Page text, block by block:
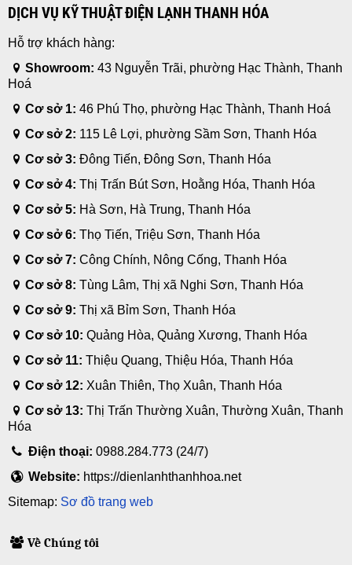
DỊCH VỤ KỸ THUẬT ĐIỆN LẠNH THANH HÓA
Hỗ trợ khách hàng:
Showroom: 43 Nguyễn Trãi, phường Hạc Thành, Thanh
Hoá
Cơ sở 1: 46 Phú Thọ, phường Hạc Thành, Thanh Hoá
Cơ sở 2: 115 Lê Lợi, phường Sầm Sơn, Thanh Hóa
Cơ sở 3: Đông Tiến, Đông Sơn, Thanh Hóa
Cơ sở 4: Thị Trấn Bút Sơn, Hoằng Hóa, Thanh Hóa
Cơ sở 5: Hà Sơn, Hà Trung, Thanh Hóa
Cơ sở 6: Thọ Tiến, Triệu Sơn, Thanh Hóa
Cơ sở 7: Công Chính, Nông Cống, Thanh Hóa
Cơ sở 8: Tùng Lâm, Thị xã Nghi Sơn, Thanh Hóa
Cơ sở 9: Thị xã Bỉm Sơn, Thanh Hóa
Cơ sở 10: Quảng Hòa, Quảng Xương, Thanh Hóa
Cơ sở 11: Thiệu Quang, Thiệu Hóa, Thanh Hóa
Cơ sở 12: Xuân Thiên, Thọ Xuân, Thanh Hóa
Cơ sở 13: Thị Trấn Thường Xuân, Thường Xuân, Thanh
Hóa
Điện thoại:0988.284.773 (24/7)
Website: https://dienlanhthanhhoa.net
Sitemap: Sơ đồ trang web
Về Chúng tôi